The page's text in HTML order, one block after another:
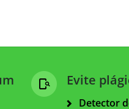
Evite
Detector